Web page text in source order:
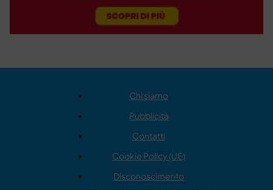
Chi siamo
Pubblicità
Contatti
Cookie Policy (UE)
Disconoscimento